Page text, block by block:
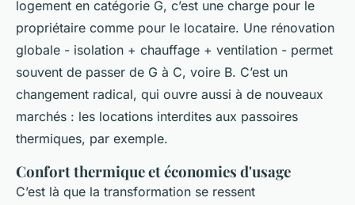
logement en catégorie G, c’est une charge pour le
propriétaire comme pour le locataire. Une rénovation
globale - isolation + chauffage + ventilation - permet
souvent de passer de G à C, voire B. C’est un
changement radical, qui ouvre aussi à de nouveaux
marchés : les locations interdites aux passoires
thermiques, par exemple.
Confort thermique et économies d'usage
C’est là que la transformation se ressent